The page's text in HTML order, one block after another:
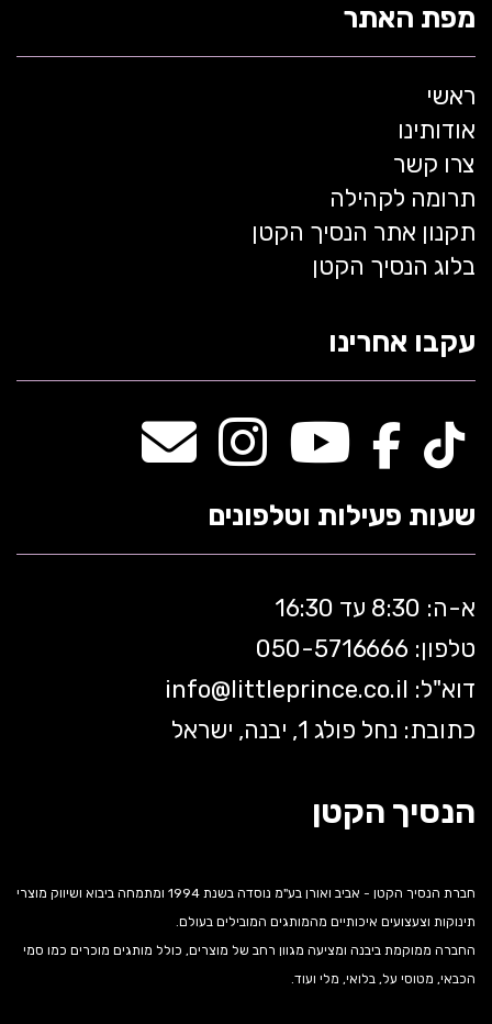
מפת האתר
ראשי
אודותינו
צרו קשר
תרומה לקהילה
תקנון אתר הנסיך הקטן
בלוג הנסיך הקטן
עקבו אחרינו
שעות פעילות וטלפונים
א-ה: 8:30 עד 16:30
טלפון: 050-5 716666
דוא"ל:
info@littleprince.co.il
כתובת: נחל פולג 1, יבנה, ישראל
הנסיך הקטן
חברת הנסיך הקטן - אביב ואורן בע"מ נוסדה בשנת 1994 ומתמחה ביבוא ושיווק מוצרי
תינוקות וצעצועים איכותיים מהמותגים המובילים בעולם.
החברה ממוקמת ביבנה ומציעה מגוון רחב של מוצרים, כולל מותגים מוכרים כמו סמי
הכבאי, מטוסי על, בלואי, מלי ועוד.